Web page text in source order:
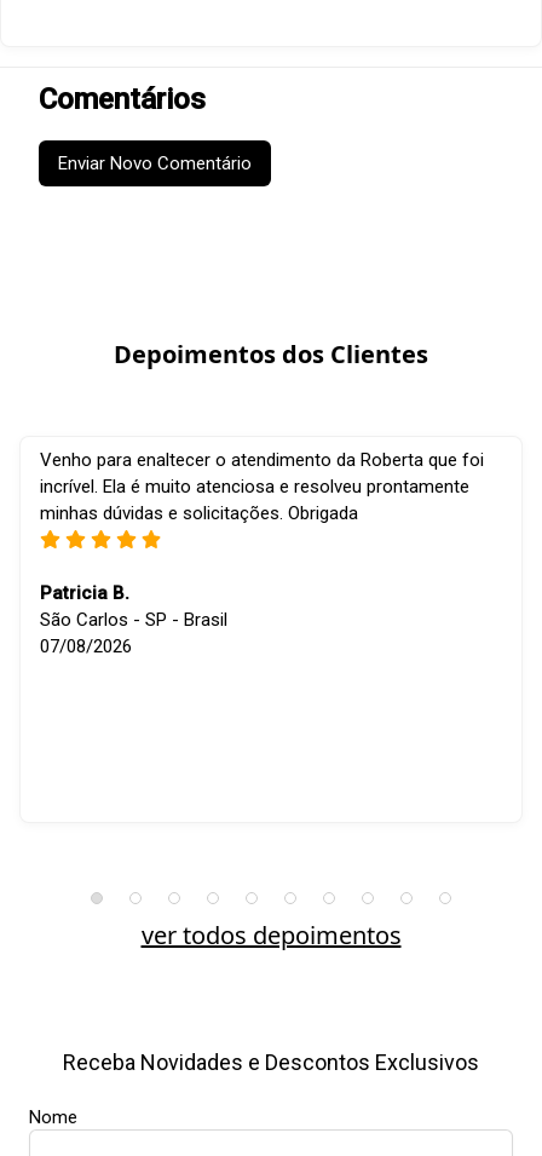
Comentários
Enviar Novo Comentário
Depoimentos dos Clientes
Venho para enaltecer o atendimento da Roberta que foi
incrível. Ela é muito atenciosa e resolveu prontamente
minhas dúvidas e solicitações. Obrigada
Patricia B.
São Carlos - SP - Brasil
07/08/2026
ver todos depoimentos
Receba Novidades e Descontos Exclusivos
Nome